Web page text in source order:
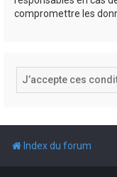
compromettre les
Index du forum